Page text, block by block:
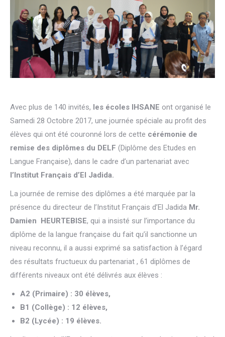
Avec plus de 140 invités, les écoles IHSANE ont organisé le
Samedi 28 Octobre 2017, une journée spéciale au profit des
élèves qui ont été couronné lors de cette cérémonie de
remise des diplômes du DELF (Diplôme des Etudes en
Langue Française), dans le cadre d’un partenariat avec
l’Institut Français d’El Jadida.
La journée de remise des diplômes a été marquée par la
présence du directeur de l’Institut Français d’El Jadida Mr.
Damien HEURTEBISE, qui a insisté sur l’importance du
diplôme de la langue française du fait qu’il sanctionne un
niveau reconnu, il a aussi exprimé sa satisfaction à l’égard
des résultats fructueux du partenariat , 61 diplômes de
différents niveaux ont été délivrés aux élèves :
A2 (Primaire) : 30 élèves,
B1 (Collège) : 12 élèves,
B2 (Lycée) : 19 élèves.